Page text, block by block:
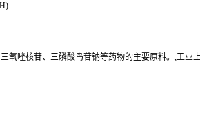
氧唑核苷、三磷酸鸟苷钠等药物的主要原料。;工